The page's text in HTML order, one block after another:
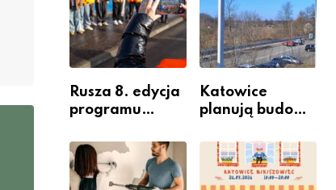
Rusza 8. edycja
programu
Miastem
Fachowców” –
nabór dla
Katowice
planują budowę
przesiadkoweg
o w Podlesiu